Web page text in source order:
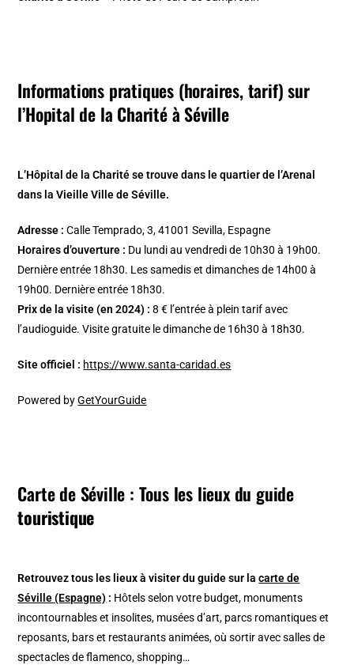
Informations pratiques (horaires, tarif) sur
l’Hopital de la Charité à Séville
L’Hôpital de la Charité se trouve dans le quartier de l’Arenal
dans la Vieille Ville de Séville.
Adresse : Calle Temprado, 3, 41001 Sevilla, Espagne
Horaires d’ouverture : Du lundi au vendredi de 10h30 à 19h00.
Dernière entrée 18h30. Les samedis et dimanches de 14h00 à
19h00. Dernière entrée 18h30.
Prix de la visite (en 2024) : 8 € l’entrée à plein tarif avec
l’audioguide. Visite gratuite le dimanche de 16h30 à 18h30.
Site officiel : https://www.santa-caridad.es
Powered byGetYourGuide
Carte de Séville : Tous les lieux du guide
touristique
Retrouvez tous les lieux à visiter du guide sur lacarte de
Séville (Espagne) : Hôtels selon votre budget, monuments
incontournables et insolites, musées d’art, parcs romantiques et
reposants, bars et restaurants animées, où sortir avec salles de
spectacles de flamenco, shopping…